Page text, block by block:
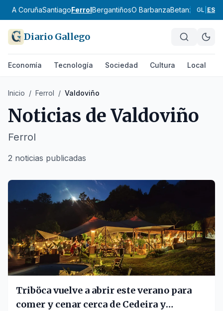
A CoruñaSantiagoFerrolBergantiñosO BarbanzaBetanzosOrdes
GL ES
Diario Gallego
Economía Tecnología Sociedad Cultura Local
Inicio / Ferrol / Valdoviño
Noticias deValdoviño
Ferrol
2 noticias publicadas
Triböca vuelve a abrir este verano para
comer y cenar cerca de Cedeira y